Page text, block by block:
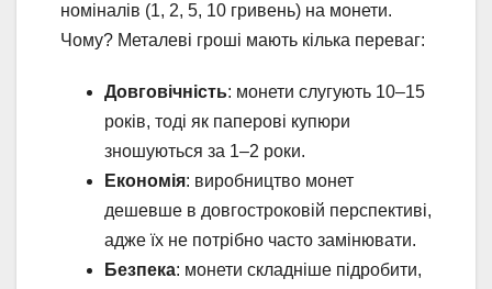
номіналів (1, 2, 5, 10 гривень) на монети.
Чому? Металеві гроші мають кілька переваг:
Довговічність: монети слугують 10–15
років, тоді як паперові купюри
зношуються за 1–2 роки.
Економія: виробництво монет
дешевше в довгостроковій перспективі,
адже їх не потрібно часто замінювати.
Безпека: монети складніше підробити,